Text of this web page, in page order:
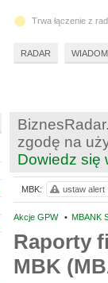
zgodę na
Dowiedz się
Akcje GPW • MBANK
Raporty
MBK
MBK: ustaw alert
Trwa łączenie z
RADAR